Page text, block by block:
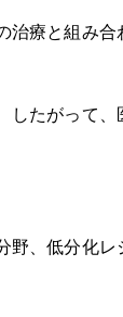
療と組み
たがって
、低分化